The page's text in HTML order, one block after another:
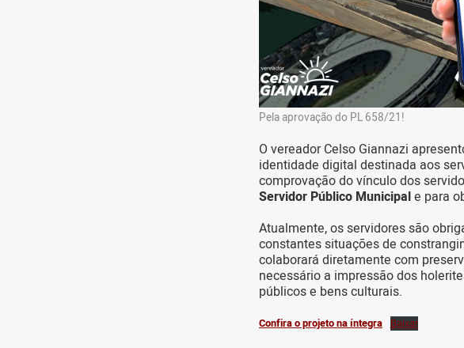
Pela aprovação do PL 658/21!
O vereador Celso Giannazi
identidade digital destinada aos
comprovação do vínculo dos
Servidor Público Municipale para
Atualmente, os servidores são
constantes situações de
colaborará diretamente com
necessário a impressão dos
públicos e bens culturais.
Confira o projeto na íntegra Baixar